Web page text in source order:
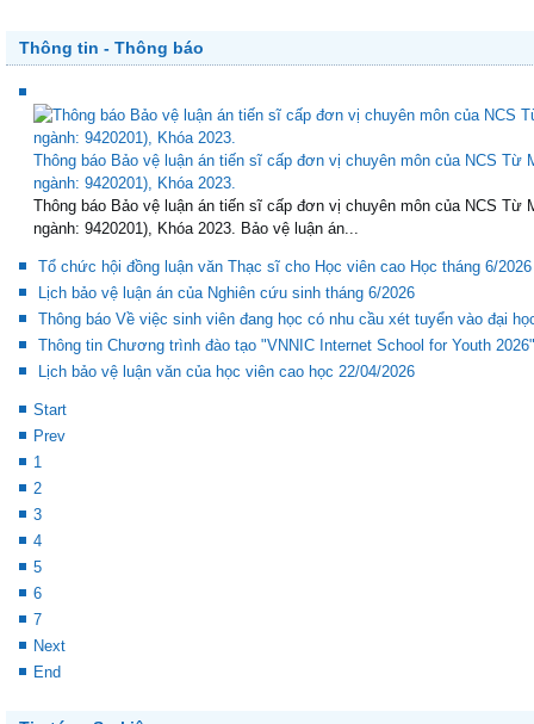
Thông tin - Thông báo
Thông báo Bảo vệ luận án tiến sĩ cấp đơn vị chuyên môn của NCS Từ
ngành: 9420201), Khóa 2023.
Thông báo Bảo vệ luận án tiến sĩ cấp đơn vị chuyên môn của NCS Từ
Tổ chức hội đồng luận văn Thạc sĩ cho Học viên cao Học tháng 6/2026
Lịch bảo vệ luận án của Nghiên cứu sinh tháng 6/2026
Thông báo Về việc sinh viên đang học có nhu cầu xét tuyển vào đại
Thông tin Chương trình đào tạo "VNNIC Internet School for Youth 2026"
Start
Prev
1
2
3
4
5
6
7
Next